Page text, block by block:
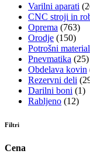
Varilni aparati
CNC stroji in
Oprema (763)
Orodje (150)
Potrošni material
Pnevmatika (25)
Obdelava kovin
Rezervni deli
Darilni boni (1)
Rabljeno (12)
Filtri
Cena